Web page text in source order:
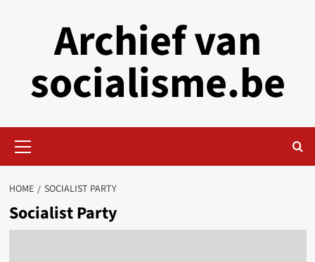
Archief van
socialisme.be
Menu
HOME SOCIALIST PARTY
Socialist Party